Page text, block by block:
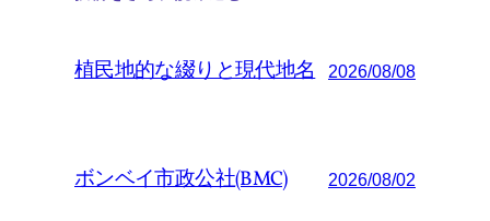
植民地的な綴りと現代地名 2026/08/08
ボンベイ市政公社(BMC) 2026/08/02